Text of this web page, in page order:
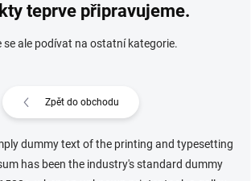
teprve připravujeme.
se ale podívat na ostatní kategorie.
Zpět do obchodu
dummy text of the printing and typesetting
has been the industry's standard dummy